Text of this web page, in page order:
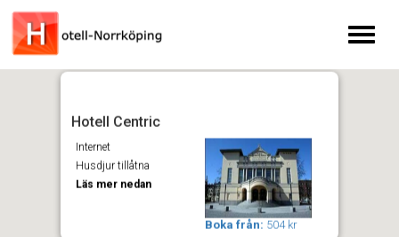
Toggle
Hotell Centric
Internet
Husdjur tillåtna
Läs mer nedan
Boka från: 504 kr